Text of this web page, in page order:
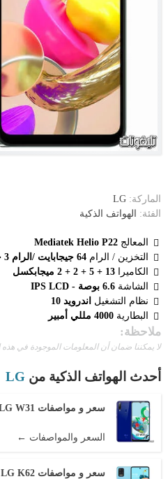
الماركة: LG
الفئة:
الهواتف الذكية
المعالج Mediatek Helio P22
التخزين / الرام 64 جيجابايت /الرام 3 جيجابايت
الكاميرا
13 + 5 + 2 + 2 ميجابكسل
الشاشة 6.6 بوصة - IPS LCD
نظام التشغيل اندرويد 10
البطارية 4000 مللي أمبير
ملاحظة:
لا يمكننا ضمان أن المعلومات الموجودة في هذه
أحدث الهواتف الذكية من LG
سعر و مواصفات LG W31
السعر والمواصفات ←
سعر و مواصفات LG K62